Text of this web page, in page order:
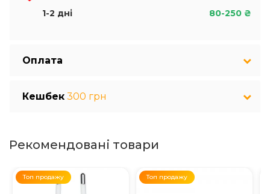
1-2 дні
80-250 ₴
Оплата
Кешбек 300 грн
Рекомендовані товари
Топ продажу Топ продажу